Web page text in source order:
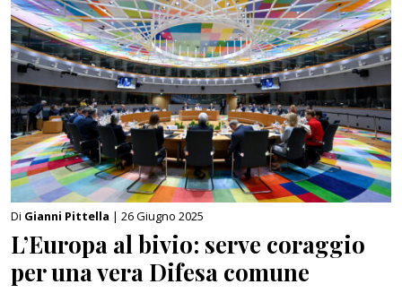
Di Gianni Pittella | 26 Giugno 2025
L’Europa al bivio: serve coraggio
per una vera Difesa comune